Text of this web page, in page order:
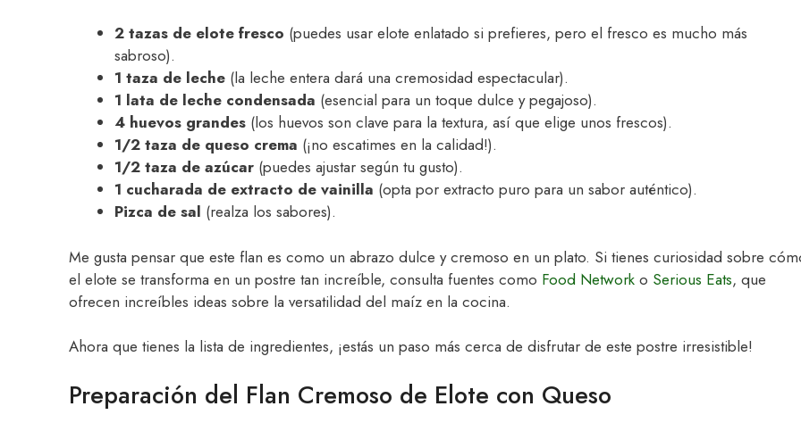
2 tazas de elote fresco (puedes usar elote enlatado si prefieres, pero el fresco es mucho más
sabroso).
1 taza de leche (la leche entera dará una cremosidad espectacular).
1 lata de leche condensada (esencial para un toque dulce y pegajoso).
4 huevos grandes (los huevos son clave para la textura, así que elige unos frescos).
1/2 taza de queso crema (¡no escatimes en la calidad!).
1/2 taza de azúcar (puedes ajustar según tu gusto).
1 cucharada de extracto de vainilla (opta por extracto puro para un sabor auténtico).
Pizca de sal (realza los sabores).
Me gusta pensar que este flan es como un abrazo dulce y cremoso en un plato. Si tienes curiosidad sobre
el elote se transforma en un postre tan increíble, consulta fuentes como Food Network o Serious Eats, que
ofrecen increíbles ideas sobre la versatilidad del maíz en la cocina.
Ahora que tienes la lista de ingredientes, ¡estás un paso más cerca de disfrutar de este postre irresistible!
Preparación del Flan Cremoso de Elote con Queso